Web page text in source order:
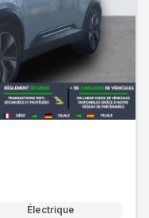
Électrique